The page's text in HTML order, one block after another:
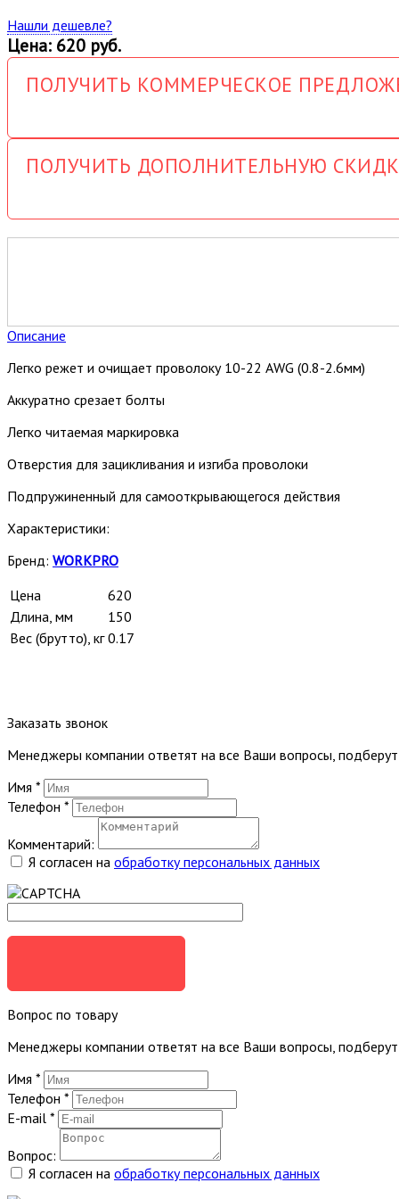
Нашли дешевле?
Цена: 620 руб.
ПОЛУЧИТЬ КОММЕРЧЕСКОЕ
ПОЛУЧИТЬ ДОПОЛНИТЕЛЬНУЮ
Описание
Легко режет и очищает проволоку 10-22 AWG (0.8-2.6мм)
Аккуратно срезает болты
Легко читаемая маркировка
Отверстия для зацикливания и изгиба проволоки
Подпружиненный для самооткрывающегося действия
Характеристики:
Бренд: WORKPRO
Цена
620
Длина, мм
150
Вес (брутто), кг 0.17
Заказать звонок
Менеджеры компании ответят на все Ваши вопросы,
Имя *
Телефон *
Комментарий:
Я согласен на обработку персональных данных
Вопрос по товару
Менеджеры компании ответят на все Ваши вопросы,
Имя *
Телефон *
E-mail *
Вопрос:
Я согласен на обработку персональных данных